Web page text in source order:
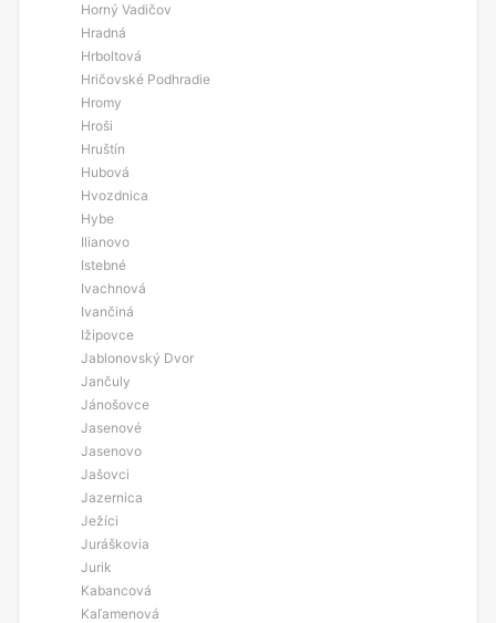
Horný Vadičov
Hradná
Hrboltová
Hričovské Podhradie
Hromy
Hroši
Hruštín
Hubová
Hvozdnica
Hybe
Ilianovo
Istebné
Ivachnová
Ivančiná
Ižipovce
Jablonovský Dvor
Jančuly
Jánošovce
Jasenové
Jasenovo
Jašovci
Jazernica
Ježíci
Juráškovia
Jurik
Kabancová
Kaľamenová